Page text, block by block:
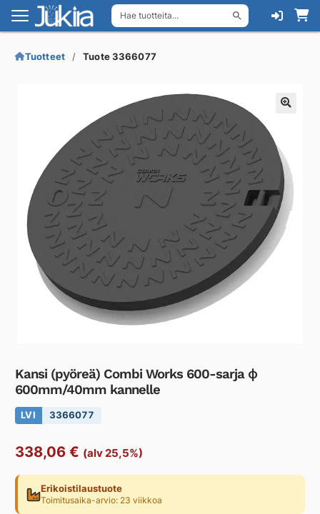
Hae tuotteita...
Siirry
navigointiin
Siirry
sisältöön
Tuotteet Tuote 3366077
Kansi (pyöreä) Combi Works 600-sarja ϕ
600mm/40mm kannelle
LVI 3366077
338,06 € (alv 25,5%)
Erikoistilaustuote
Toimitusaika-arvio: 23 viikkoa